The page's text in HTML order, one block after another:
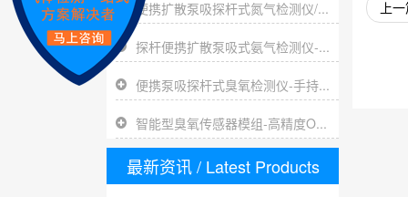
便携扩散泵吸探杆式氮气检测仪/...
探杆便携扩散泵吸式氨气检测仪-...
便携泵吸探杆式臭氧检测仪-手持...
智能型臭氧传感器模组-高精度O...
最新资讯/ Latest Products
上